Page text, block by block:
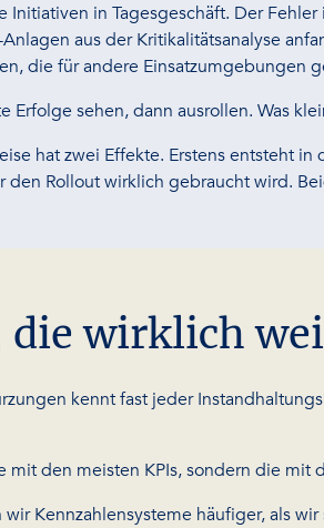
Initiativen in Tagesgeschäft. Der
aus der Kritikalitätsanalyse
die für andere Einsatzumgebungen
Erfolge sehen, dann ausrollen. Was
hat zwei Effekte. Erstens entsteht
den Rollout wirklich gebraucht wird.
die wirklich
kennt fast jeder
mit den meisten KPIs, sondern die
Kennzahlensysteme häufiger, als